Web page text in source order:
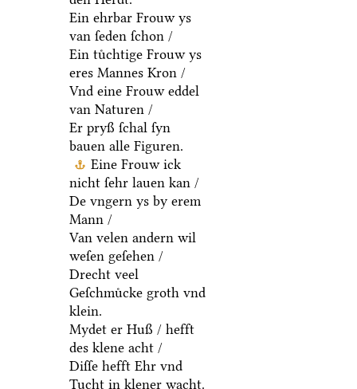
Ein ehrbar Frouw ys
van ſeden ſchon /
Ein tuͤchtige Frouw ys
eres Mannes Kron /
Vnd eine Frouw eddel
van Naturen /
Er pryß ſchal ſyn
bauen alle Figuren.
Eine Frouw ick
nicht ſehr lauen kan /
De vngern ys by erem
Mann /
Van velen andern wil
weſen geſehen /
Drecht veel
Geſchmuͤcke groth vnd
klein.
Mydet er Huß / hefft
des klene acht /
Diſſe hefft Ehr vnd
Tucht in klener wacht.